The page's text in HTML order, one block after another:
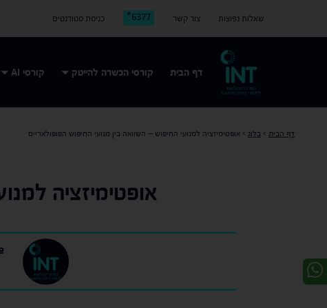
שאלות נפוצות צור קשר 6377* כניסת סטודנטים
דף הבית קורסי הכשרה להייטק קורסי AI
דף הבית >בלוג >אופטימיזציה למנועי החיפוש – השוואה בין מנועי החיפוש הפופולאריים
אופטימיזציה